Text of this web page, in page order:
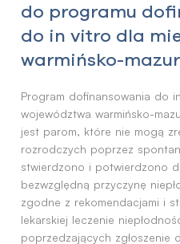
do programu
do in vitro dla
warmińsko-
Program dofinansowania do
województwa warmińsko-
jest parom, które nie mogą
rozrodczych poprzez
stwierdzono i potwierdzono
bezwzględną przyczynę
zgodne z rekomendacjami i
lekarskiej leczenie
poprzedzających zgłoszenie